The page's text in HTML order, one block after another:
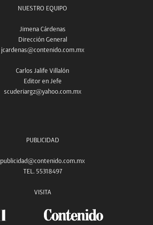
NUESTRO EQUIPO
Jimena Cárdenas
Dirección General
jcardenas@contenido.com.mx
Carlos Jalife Villalón
Editor en Jefe
scuderiargz@yahoo.com.mx
PUBLICIDAD
publicidad@contenido.com.mx
TEL. 55318497
VISITA